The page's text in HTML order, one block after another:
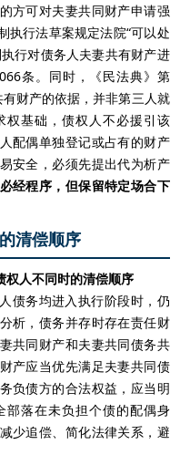
方可对夫妻共同财产申请强
执行法草案规定法院“可以处
行对债务人夫妻共有财产进
条。同时，《民法典》第
财产的依据，并非第三人就
权基础，债权人不必援引该
配偶单独登记或占有的财产
安全，必须先提出代为析产
经程序，但保留特定场合下
清偿顺序
权人不同时的清偿顺序
债务均进入执行阶段时，仍
析，债务并存时存在责任财
共同财产和夫妻共同债务共
产应当优先满足夫妻共同债
负债方的合法权益，应当明
部落在未负担个债的配偶身
少追偿、简化法律关系，避